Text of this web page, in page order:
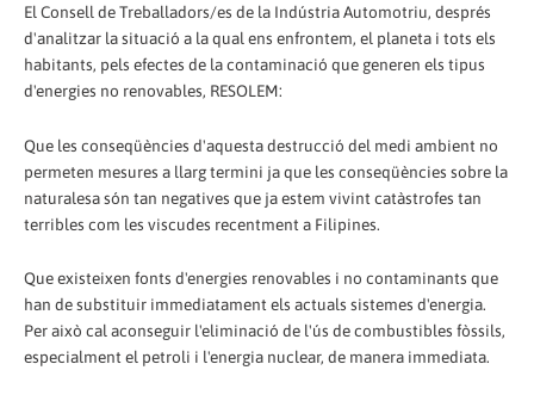
El Consell de Treballadors/es de la Indústria Automotriu, després
d'analitzar la situació a la qual ens enfrontem, el planeta i tots els
habitants, pels efectes de la contaminació que generen els tipus
d'energies no renovables, RESOLEM:
Que les conseqüències d'aquesta destrucció del medi ambient no
permeten mesures a llarg termini ja que les conseqüències sobre la
naturalesa són tan negatives que ja estem vivint catàstrofes tan
terribles com les viscudes recentment a Filipines.
Que existeixen fonts d'energies renovables i no contaminants que
han de substituir immediatament els actuals sistemes d'energia.
Per això cal aconseguir l'eliminació de l'ús de combustibles fòssils,
especialment el petroli i l'energia nuclear, de manera immediata.